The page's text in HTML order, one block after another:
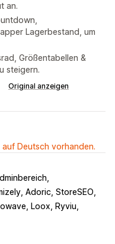
an.
Lagerbestand, um
Größentabellen &
steigern.
Original anzeigen
Deutsch vorhanden.
Adoric, StoreSEO
Loox, Ryviu